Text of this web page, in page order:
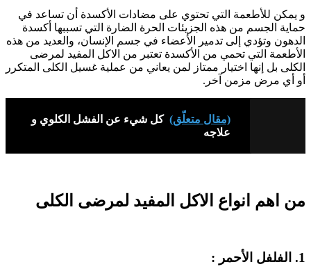
و يمكن للأطعمة التي تحتوي على مضادات الأكسدة أن تساعد في
حماية الجسم من هذه الجزيئات الحرة الضارة التي تسببها أكسدة
الدهون وتؤدي إلى تدمير الأعضاء في جسم الإنسان، والعديد من هذه
الأطعمة التي تحمي من الأكسدة تعتبر من الاكل المفيد لمرضى
الكلى بل إنها اختيار ممتاز لمن يعاني من عملية غسيل الكلى المتكرر
أو أي مرض مزمن آخر.
(مقال متعلّق) كل شيء عن الفشل الكلوي و
علاجه
من اهم انواع الاكل المفيد لمرضى الكلى
1. الفلفل الأحمر :